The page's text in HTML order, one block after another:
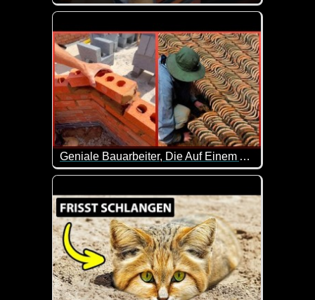
Falls du auch mal deinen Schlüssel verloren
Geniale Bauarbeiter, Die Auf Einem Anderen Niveau Sind - 41
Einfach zuschauen und staunen. Sehr genial wie